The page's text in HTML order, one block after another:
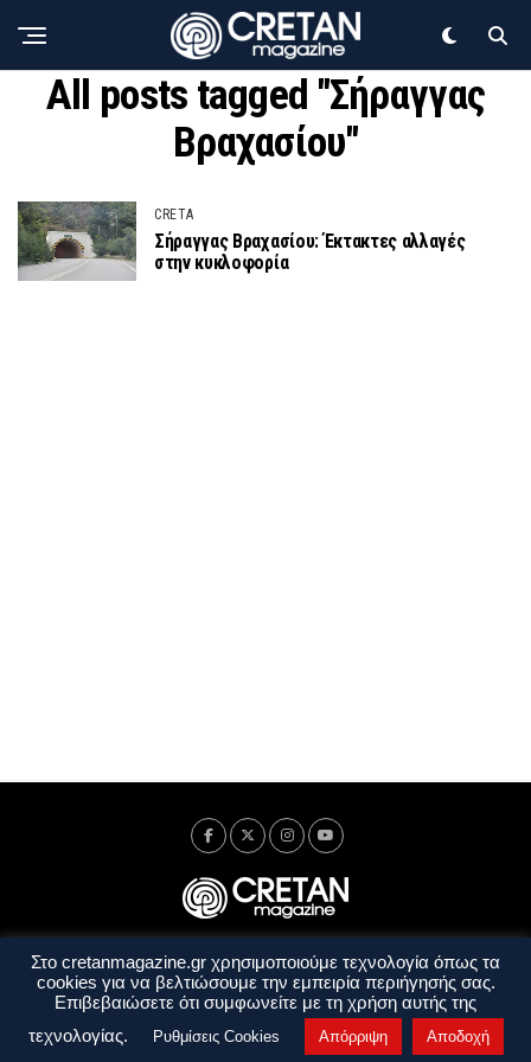
All posts tagged "Σήραγγας
Βραχασίου"
CRETA
Σήραγγας Βραχασίου: Έκτακτες αλλαγές
στην κυκλοφορία
Ταυτότητα Πολιτική Απορρήτου
Όροι Χρήσης
Όροι και Προϋποθέσεις
Στο cretanmagazine.gr χρησιμοποιούμε τεχνολογία όπως τα
cookies για να βελτιώσουμε την εμπειρία περιήγησής σας.
Επιβεβαιώσετε ότι συμφωνείτε με τη χρήση αυτής της
τεχνολογίας.
Ρυθμίσεις Cookies Απόρριψη Αποδοχή